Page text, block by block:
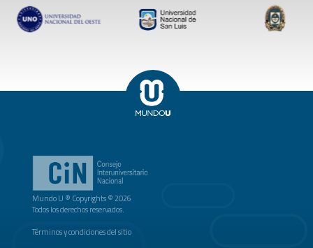
Mundo U ® Copyrights © 2026
Todos los derechos reservados.
Términos y condiciones del sitio